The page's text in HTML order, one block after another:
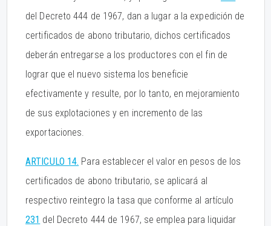
del Decreto 444 de 1967, dan a lugar a la expedición de
certificados de abono tributario, dichos certificados
deberán entregarse a los productores con el fin de
lograr que el nuevo sistema los beneficie
efectivamente y resulte, por lo tanto, en mejoramiento
de sus explotaciones y en incremento de las
exportaciones.
ARTICULO 14. Para establecer el valor en pesos de los
certificados de abono tributario, se aplicará al
respectivo reintegro la tasa que conforme al artículo
231 del Decreto 444 de 1967, se emplea para liquidar